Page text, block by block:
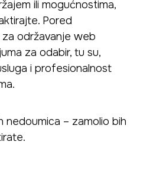
ili mogućnostima,
Pored
održavanje web
za odabir, tu su,
i profesionalnost
nedoumica – zamolio bih